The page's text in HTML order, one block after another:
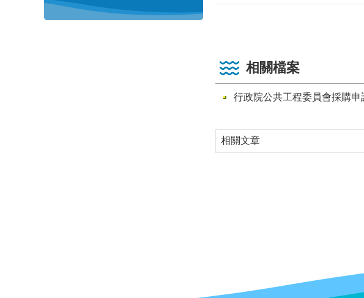
相關檔案
行政院公共工程委員會採購申
相關文章